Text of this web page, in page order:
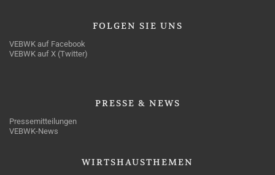
FOLGEN SIE UNS
VEBWK auf Facebook
VEBWK auf X (Twitter)
PRESSE & NEWS
Pressemitteilungen
VEBWK-News
WIRTSHAUSTHEMEN